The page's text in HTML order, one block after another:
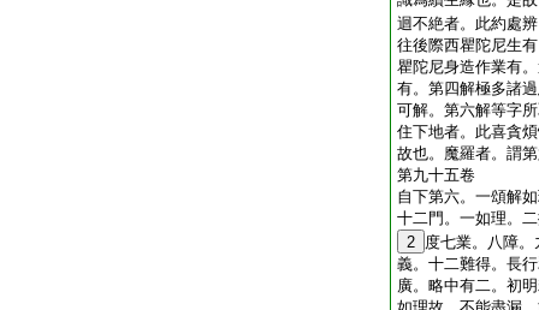
迴不絶者。此約處
往後際西瞿陀尼生
瞿陀尼身造作業有
有。第四解極多諸
可解。第六解等字
住下地者。此喜貪
故也。魔羅者。謂
第九十五卷
自下第六。一頌解
十二門。一如理。
2 度七業。八障
義。十二難得。長
廣。略中有二。初